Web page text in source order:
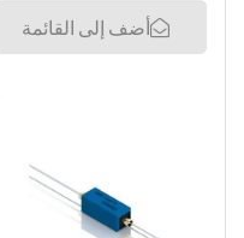
أضف إلى القائمة